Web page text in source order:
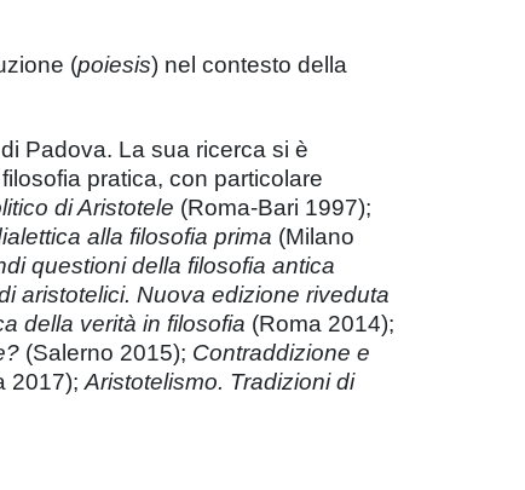
(poiesis) nel contesto della
Padova. La sua ricerca si è
pratica, con particolare
di Aristotele (Roma-Bari 1997);
alla filosofia prima (Milano
questioni della filosofia antica
aristotelici. Nuova edizione riveduta
della verità in filosofia (Roma 2014);
(Salerno 2015); Contraddizione e
2017); Aristotelismo. Tradizioni di